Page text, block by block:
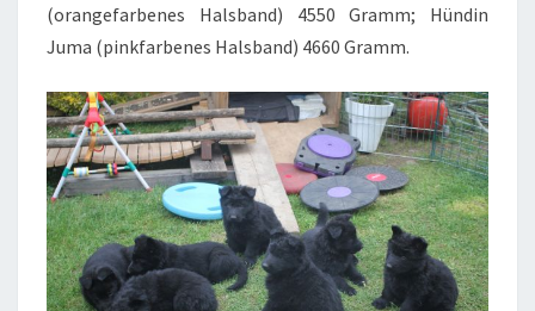
(orangefarbenes Halsband) 4550 Gramm; Hündin
Juma (pinkfarbenes Halsband) 4660 Gramm.